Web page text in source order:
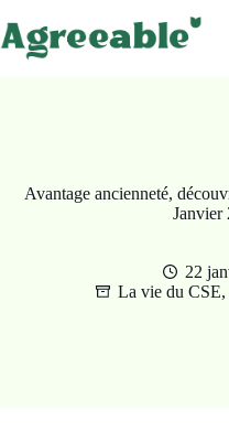
Avantage ancienneté,
Janvier
22
La vie du CSE,